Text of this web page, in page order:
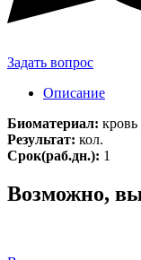
Задать вопрос
Описание
Биоматериал:
Результат: кол.
Срок(раб.дн.): 1
Возможно,